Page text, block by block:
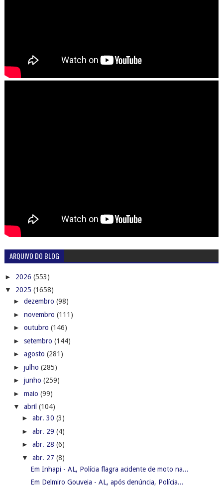
ARQUIVO DO BLOG
► 2026 (553)
▼ 2025 (1658)
► dezembro (98)
► novembro (111)
► outubro (146)
► setembro (144)
► agosto (281)
► julho (285)
► junho (259)
► maio (99)
▼ abril (104)
► abr. 30 (3)
► abr. 29 (4)
► abr. 28 (6)
▼ abr. 27 (8)
Em Inhapi - AL, Polícia flagra acidente de moto na...
Em Delmiro Gouveia - AL, após denúncia, Polícia...